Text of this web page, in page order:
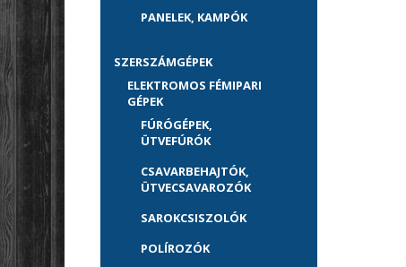
PANELEK, KAMPÓK
SZERSZÁMGÉPEK
ELEKTROMOS FÉMIPARI
GÉPEK
FÚRÓGÉPEK,
ÜTVEFÚRÓK
CSAVARBEHAJTÓK,
ÜTVECSAVAROZÓK
SAROKCSISZOLÓK
POLÍROZÓK